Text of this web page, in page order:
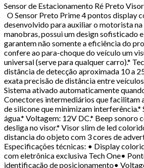
Sensor de Estacionamento Ré Preto
O Sensor Preto Prime 4 pontos display
desenvolvido para auxiliar o motorista
manobras, possui um design sofisticado
garantem não somente a eficiência do
confere ao para-choque do veículo um
universal (serve para qualquer carro).*
distância de detecção aproximada 10 a
exata precisão de distância entre
Sistema ativado automaticamente
Conectores intermediários que facilitam
de silicone que minimizam interferência.*
água.* Voltagem: 12V DC.* Beep sonoro
desliga no visor.* Visor slim de led
distancia do objeto com 3 cores de
Especificações técnicas: • Display
com eletrônica exclusiva Tech One•
identificação de posicionamento•